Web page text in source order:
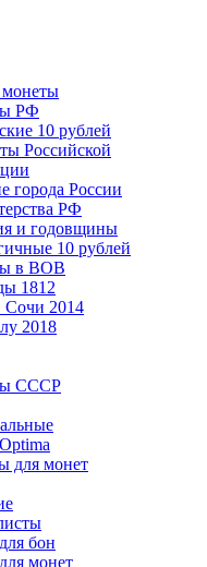
РФ
10 рублей
Российской
города России
РФ
и годовщины
10 рублей
в ВОВ
1812
2014
2018
СССР
для монет
бон
монет